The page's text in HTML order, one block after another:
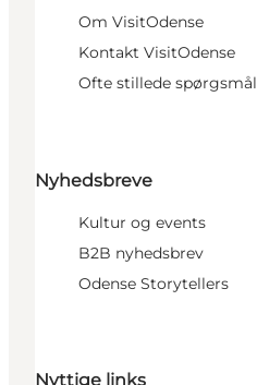
Om VisitOdense
Kontakt VisitOdense
Ofte stillede spørgsmål
Nyhedsbreve
Kultur og events
B2B nyhedsbrev
Odense Storytellers
Nyttige links